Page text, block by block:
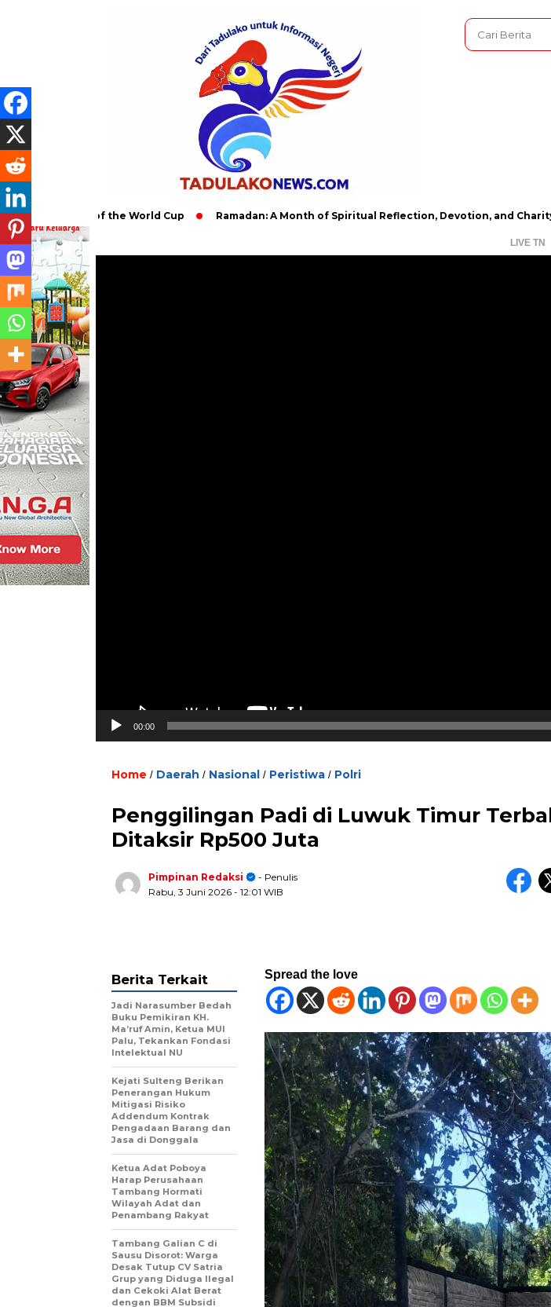
Impact of the World Cup Ramadan: A Month of Spiritual Reflection, Devotion, and Charity
LIVE TN
00:00
Home / Daerah / Nasional / Peristiwa / Polri
Penggilingan Padi di Luwuk Timur
Ditaksir Rp500 Juta
Pimpinan Redaksi
- Penulis
Rabu, 3 Juni 2026 - 12:01 WIB
Spread the love
Berita Terkait
Jadi Narasumber Bedah
Buku Pemikiran KH.
Ma’ruf Amin, Ketua MUI
Palu, Tekankan Fondasi
Intelektual NU
Kejati Sulteng Berikan
Penerangan Hukum
Mitigasi Risiko
Addendum Kontrak
Pengadaan Barang dan
Jasa di Donggala
Ketua Adat Poboya
Harap Perusahaan
Tambang Hormati
Wilayah Adat dan
Penambang Rakyat
Tambang Galian C di
Sausu Disorot: Warga
Desak Tutup CV Satria
Grup yang Diduga Ilegal
dan Cekoki Alat Berat
dengan BBM Subsidi